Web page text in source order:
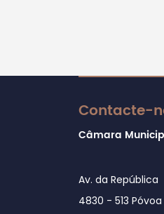
Atualizado em
Contacte-
Câmara
Av. da República
4830 - 513